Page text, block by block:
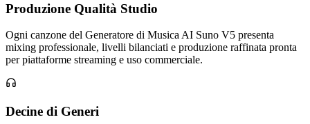
Produzione Qualità Studio
Ogni canzone del Generatore di Musica AI Suno V5 presenta
mixing professionale, livelli bilanciati e produzione raffinata pronta
per piattaforme streaming e uso commerciale.
Decine di Generi